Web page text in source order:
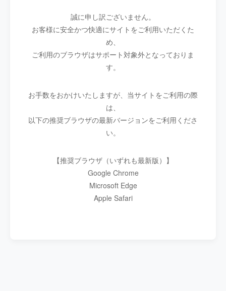
誠に申し訳ございません。
お客様に安全かつ快適にサイトをご利用いただくた
め、
ご利用のブラウザはサポート対象外となっておりま
す。
お手数をおかけいたしますが、当サイトをご利用の際
は、
以下の推奨ブラウザの最新バージョンをご利用くださ
い。
【推奨ブラウザ（いずれも最新版）】
Google Chrome
Microsoft Edge
Apple Safari